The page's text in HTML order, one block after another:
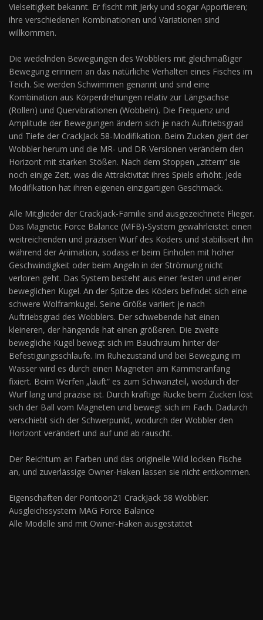
Vielseitigkeit bekannt. Er fischt mit Jerky und sogar Apportieren;
ihre verschiedenen Kombinationen und Variationen sind
willkommen.
Die wedelnden Bewegungen des Wobblers mit gleichmäßiger
Bewegung erinnern an das natürliche Verhalten eines Fisches im
Teich. Sie werden Schwimmen genannt und sind eine
Kombination aus Körperdrehungen relativ zur Längsachse
(Rollen) und Quervibrationen (Wobbeln). Die Frequenz und
Amplitude der Bewegungen ändern sich je nach Auftriebsgrad
und Tiefe der CrackJack 58-Modifikation. Beim Zucken giert der
Wobbler herum und die MR- und DR-Versionen verändern den
Horizont mit starken Stößen. Nach dem Stoppen „zittern“ sie
noch einige Zeit, was die Attraktivität ihres Spiels erhöht. Jede
Modifikation hat ihren eigenen einzigartigen Geschmack.
Alle Mitglieder der CrackJack-Familie sind ausgezeichnete Flieger.
Das Magnetic Force Balance (MFB)-System gewährleistet einen
weitreichenden und präzisen Wurf des Köders und stabilisiert ihn
während der Animation, sodass er beim Einholen mit hoher
Geschwindigkeit oder beim Angeln in der Strömung nicht
verloren geht. Das System besteht aus einer festen und einer
beweglichen Kugel. An der Spitze des Köders befindet sich eine
schwere Wolframkugel. Seine Größe variiert je nach
Auftriebsgrad des Wobblers. Der schwebende hat einen
kleineren, der hängende hat einen größeren. Die zweite
bewegliche Kugel bewegt sich im Bauchraum hinter der
Befestigungsschlaufe. Im Ruhezustand und bei Bewegung im
Wasser wird es durch einen Magneten am Kammeranfang
fixiert. Beim Werfen „läuft“ es zum Schwanzteil, wodurch der
Wurf lang und präzise ist. Durch kräftige Rucke beim Zucken löst
sich der Ball vom Magneten und bewegt sich im Fach. Dadurch
verschiebt sich der Schwerpunkt, wodurch der Wobbler den
Horizont verändert und auf und ab rauscht.
Der Reichtum an Farben und das originelle Wild locken Fische
an, und zuverlässige Owner-Haken lassen sie nicht entkommen.
Eigenschaften der Pontoon21 CrackJack 58 Wobbler:
Ausgleichssystem MAG Force Balance
Alle Modelle sind mit Owner-Haken ausgestattet